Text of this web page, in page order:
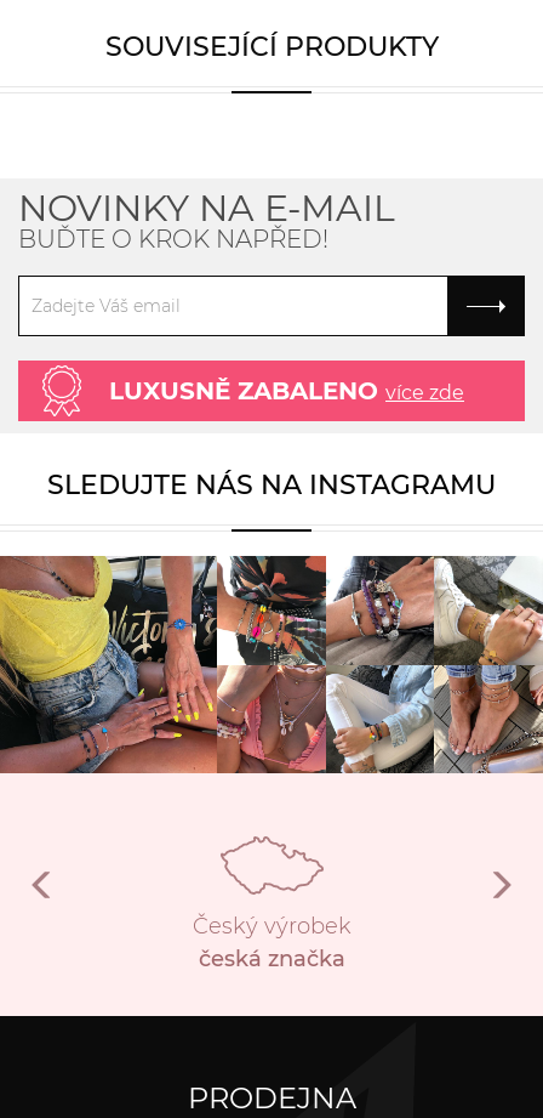
SOUVISEJÍCÍ PRODUKTY
NOVINKY NA E-MAIL
BUĎTE O KROK NAPŘED!
LUXUSNĚ ZABALENO více zde
SLEDUJTE NÁS NA INSTAGRAMU
Český výrobek
česká značka
PRODEJNA